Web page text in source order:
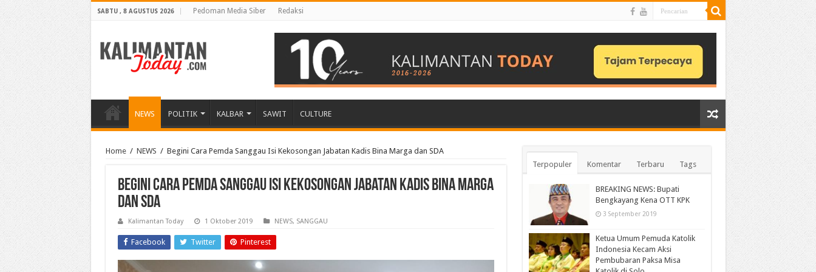
SABTU , 8 AGUSTUS 2026 Pedoman Media Siber Redaksi
NEWS POLITIK KALBAR SAWIT CULTURE
Home / NEWS / Begini Cara Pemda Sanggau Isi Kekosongan Jabatan Kadis Bina Marga dan SDA
Begini Cara Pemda Sanggau Isi Kekosongan Jabatan Kadis Bina Marga
dan SDA
Kalimantan Today 1 Oktober 2019 NEWS, SANGGAU
Facebook Twitter Pinterest
Terpopuler Komentar Terbaru Tags
BREAKING NEWS: Bupati
Bengkayang Kena OTT KPK
3 September 2019
Ketua Umum Pemuda Katolik
Indonesia Kecam Aksi
Pembubaran Paksa Misa